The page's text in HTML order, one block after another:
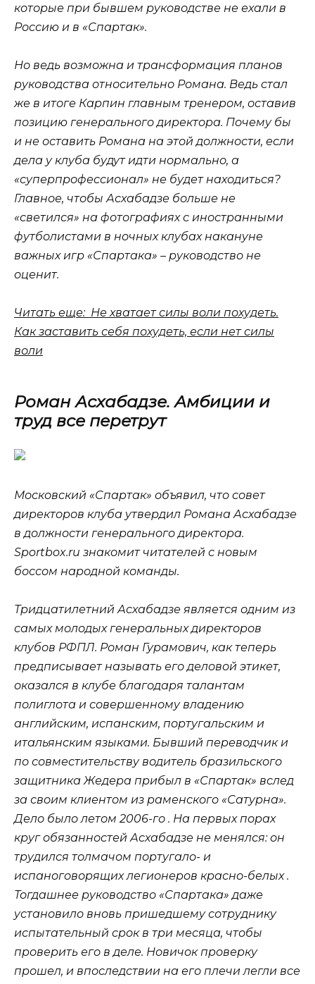
которые при бывшем руководстве не ехали в
Россию и в «Спартак».
Но ведь возможна и трансформация планов
руководства относительно Романа. Ведь стал
же в итоге Карпин главным тренером, оставив
позицию генерального директора. Почему бы
и не оставить Романа на этой должности, если
дела у клуба будут идти нормально, а
«суперпрофессионал» не будет находиться?
Главное, чтобы Асхабадзе больше не
«светился» на фотографиях с иностранными
футболистами в ночных клубах накануне
важных игр «Спартака» – руководство не
оценит.
Читать еще: Не хватает силы воли похудеть.
Как заставить себя похудеть, если нет силы
воли
Роман Асхабадзе. Амбиции и
труд все перетрут
Московский «Спартак» объявил, что совет
директоров клуба утвердил Романа Асхабадзе
в должности генерального директора.
Sportbox.ru знакомит читателей с новым
боссом народной команды.
Тридцатилетний Асхабадзе является одним из
самых молодых генеральных директоров
клубов РФПЛ. Роман Гурамович, как теперь
предписывает называть его деловой этикет,
оказался в клубе благодаря талантам
полиглота и совершенному владению
английским, испанским, португальским и
итальянским языками. Бывший переводчик и
по совместительству водитель бразильского
защитника Жедера прибыл в «Спартак» вслед
за своим клиентом из раменского «Сатурна».
Дело было летом 2006-го . На первых порах
круг обязанностей Асхабадзе не менялся: он
трудился толмачом португало- и
испаноговорящих легионеров красно-белых .
Тогдашнее руководство «Спартака» даже
установило вновь пришедшему сотруднику
испытательный срок в три месяца, чтобы
проверить его в деле. Новичок проверку
прошел, и впоследствии на его плечи легли все